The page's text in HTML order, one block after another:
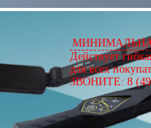
Действует
для всех
ЗВОНИТЕ: 8